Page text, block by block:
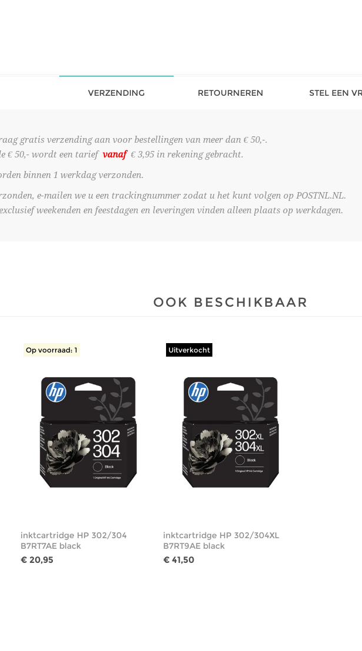
VERZENDING RETOURNEREN STEL EEN
gratis verzending aan voor bestellingen van meer dan € 50,-.
€ 50,- wordt een tarief vanaf€ 3,95 in rekening gebracht.
binnen 1 werkdag verzonden.
e-mailen we u een trackingnummer zodat u het kunt volgen op POSTNL.NL.
weekenden en feestdagen en leveringen vinden alleen plaats op werkdagen.
OOK BESCHIKBAAR
Op voorraad: 1
inktcartridge HP 302/304
B7RT7AE black
€ 20,95
Uitverkocht
inktcartridge HP 302/304XL
B7RT9AE black
€ 41,50